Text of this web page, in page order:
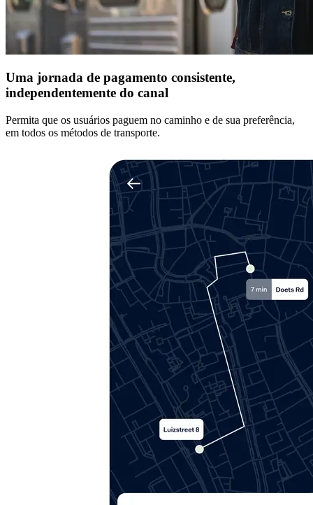
Uma jornada de pagamento consistente,
independentemente do canal
Permita que os usuários paguem no caminho e de sua preferência,
em todos os métodos de transporte.